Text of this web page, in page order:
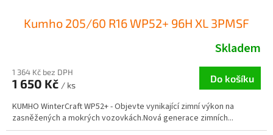
Kumho 205/60 R16 WP52+ 96H XL 3PMSF
Skladem
1 364 Kč bez DPH
1 650 Kč / ks
Do košíku
KUMHO WinterCraft WP52+ - Objevte vynikající zimní výkon na
zasněžených a mokrých vozovkách.Nová generace zimních...